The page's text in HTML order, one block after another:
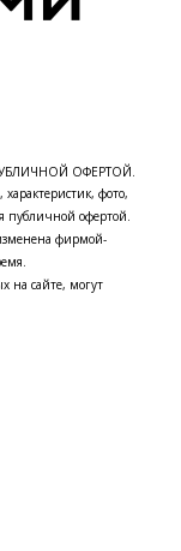
ОФЕРТОЙ.
фото,
публичной офертой.
фирмой-
на сайте, могут